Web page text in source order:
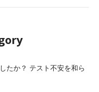
たか？ テスト不安を和ら